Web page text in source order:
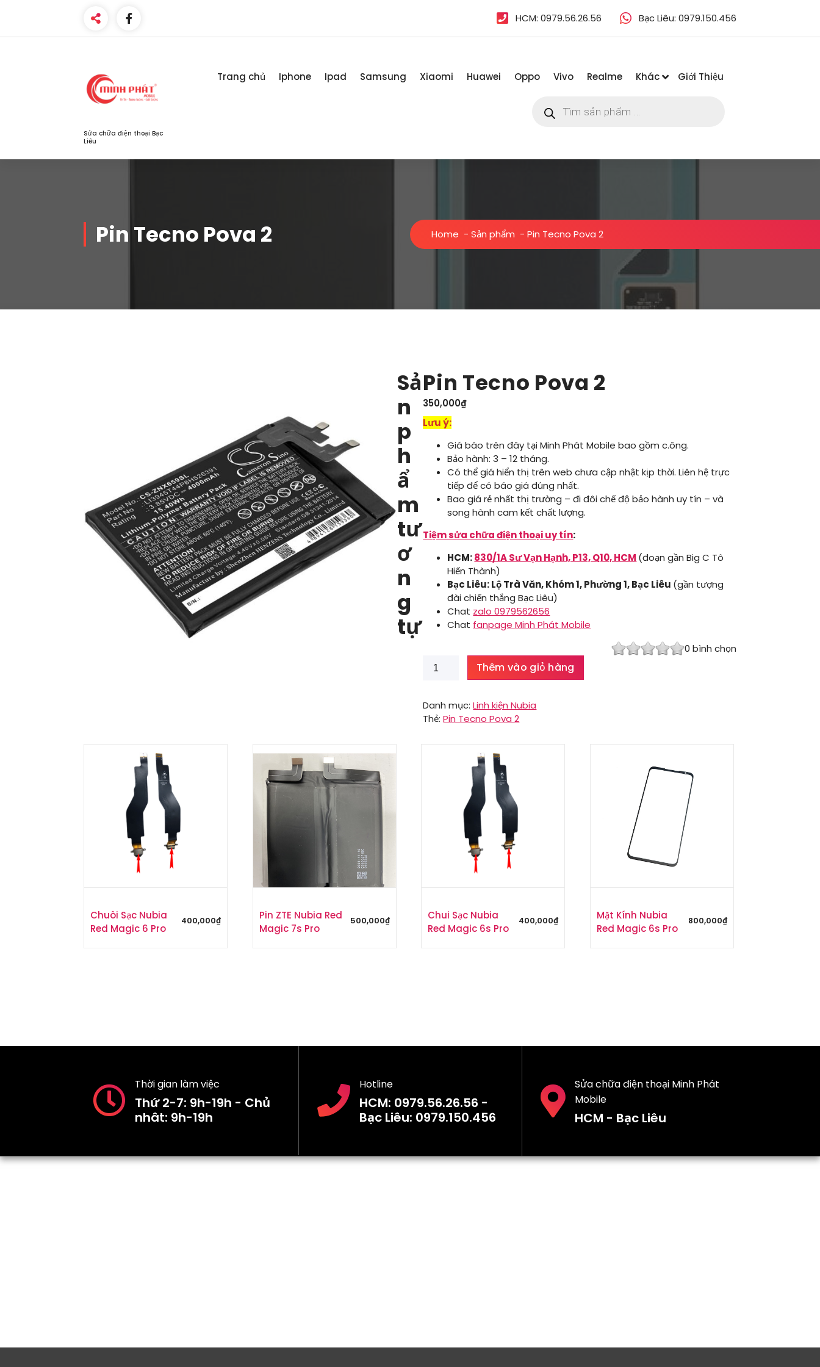
HCM: 0979.56.26.56 Bạc Liêu: 0979.150.456
Sửa chữa điện thoại Bạc
Liêu
Trang chủ Iphone Ipad Samsung Xiaomi Huawei Oppo Vivo Realme Khác
Giới Thiệu
kiếm
sản
Pin Tecno Pova 2 Home - Sản phẩm - Pin Tecno Pova 2
Pin Tecno Pova 2
350,000₫
Lưu ý:
Giá báo trên đây tại Minh Phát Mobile bao gồm c.ông.
Bảo hành: 3 – 12 tháng.
Có thể giá hiển thị trên web chưa cập nhật kịp thời. Liên hệ trực
tiếp để có báo giá đúng nhất.
Bao giá rẻ nhất thị trường – đi đôi chế độ bảo hành uy tín – và
song hành cam kết chất lượng.
Tiệm sửa chữa điện thoại uy tín:
HCM:830/1A Sư Vạn Hạnh, P13, Q10, HCM (đoạn gần Big C Tô
Hiến Thành)
Bạc Liêu: Lộ Trà Văn, Khóm 1, Phường 1, Bạc Liêu (gần tượng
đài chiến thắng Bạc Liêu)
Chat zalo 0979562656
Chat fanpage Minh Phát Mobile
0 bình chọn
Pin
Tecno
2
số
Thêm vào giỏ hàng
Danh mục:Linh kiện Nubia
Thẻ:Pin Tecno Pova 2
Sả
n
p
h
ẩ
m
tư
ơ
n
g
tự
Chuôi Sạc Nubia
Red Magic 6 Pro
400,000₫
Pin ZTE Nubia Red
Magic 7s Pro
500,000₫
Chui Sạc Nubia
Red Magic 6s Pro
400,000₫
Mặt Kính Nubia
Red Magic 6s Pro
800,000₫
Thời gian làm việc
Thứ 2-7: 9h-19h - Chủ
nhât: 9h-19h
Hotline
HCM: 0979.56.26.56 -
Bạc Liêu: 0979.150.456
Sửa chữa điện thoại Minh Phát
Mobile
HCM - Bạc Liêu